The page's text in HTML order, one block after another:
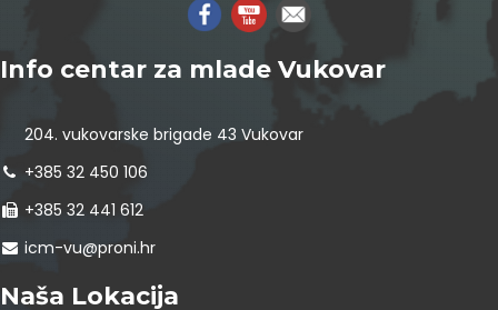
Info centar za mlade Vukovar
204. vukovarske brigade 43 Vukovar
+385 32 450 106
+385 32 441 612
icm-vu@proni.hr
Naša Lokacija